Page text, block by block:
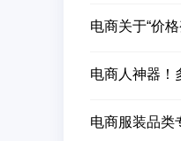
电商关于“价
电商人神器！
电商服装品类